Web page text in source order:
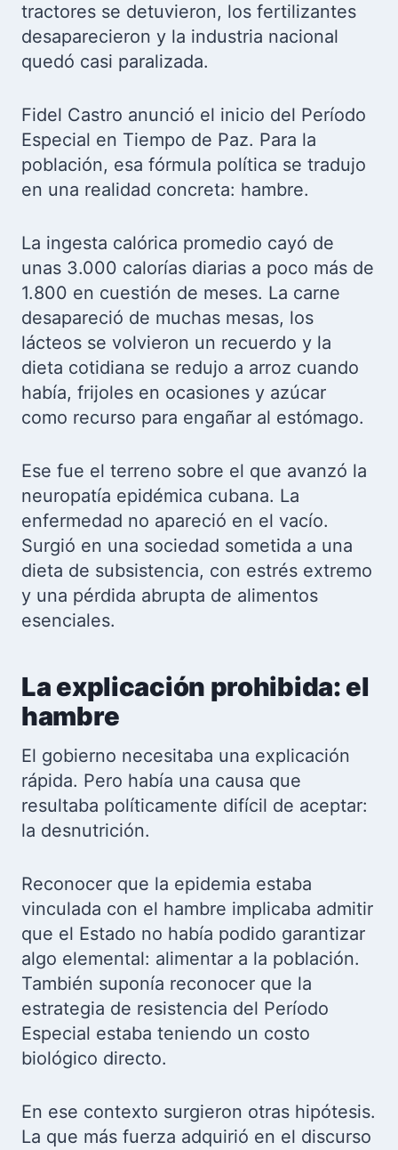
tractores se detuvieron, los fertilizantes
desaparecieron y la industria nacional
quedó casi paralizada.
Fidel Castro anunció el inicio del Período
Especial en Tiempo de Paz. Para la
población, esa fórmula política se tradujo
en una realidad concreta: hambre.
La ingesta calórica promedio cayó de
unas 3.000 calorías diarias a poco más de
1.800 en cuestión de meses. La carne
desapareció de muchas mesas, los
lácteos se volvieron un recuerdo y la
dieta cotidiana se redujo a arroz cuando
había, frijoles en ocasiones y azúcar
como recurso para engañar al estómago.
Ese fue el terreno sobre el que avanzó la
neuropatía epidémica cubana. La
enfermedad no apareció en el vacío.
Surgió en una sociedad sometida a una
dieta de subsistencia, con estrés extremo
y una pérdida abrupta de alimentos
esenciales.
La explicación prohibida: el
hambre
El gobierno necesitaba una explicación
rápida. Pero había una causa que
resultaba políticamente difícil de aceptar:
la desnutrición.
Reconocer que la epidemia estaba
vinculada con el hambre implicaba admitir
que el Estado no había podido garantizar
algo elemental: alimentar a la población.
También suponía reconocer que la
estrategia de resistencia del Período
Especial estaba teniendo un costo
biológico directo.
En ese contexto surgieron otras hipótesis.
La que más fuerza adquirió en el discurso